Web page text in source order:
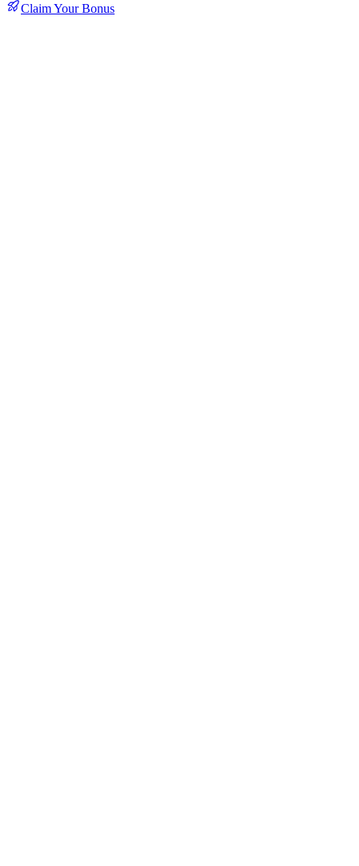
Claim Your Bonus